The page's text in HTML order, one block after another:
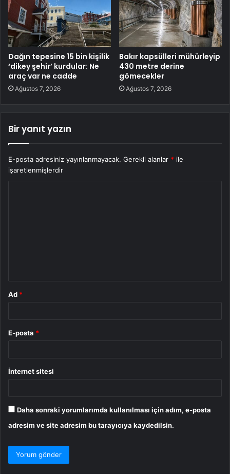
Dağın tepesine 15 bin kişilik
‘dikey şehir’ kurdular: Ne
araç var ne cadde
Ağustos 7, 2026
Bakır kapsülleri mühürleyip
430 metre derine
gömecekler
Ağustos 7, 2026
Bir yanıt yazın
E-posta adresiniz yayınlanmayacak. Gerekli alanlar * ile
işaretlenmişlerdir
Ad *
E-posta *
İnternet sitesi
Daha sonraki yorumlarımda kullanılması için adım, e-posta
adresim ve site adresim bu tarayıcıya kaydedilsin.